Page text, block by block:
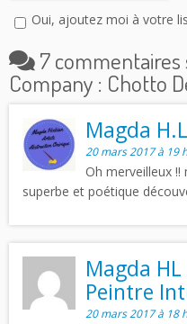
Oui, ajoutez moi à votre
7 commentaires
Company : Chotto
Magda
20 mars 2017 à 19
Oh merveilleux
superbe et poétique
Magda
Peintre
20 mars 2017 à 18